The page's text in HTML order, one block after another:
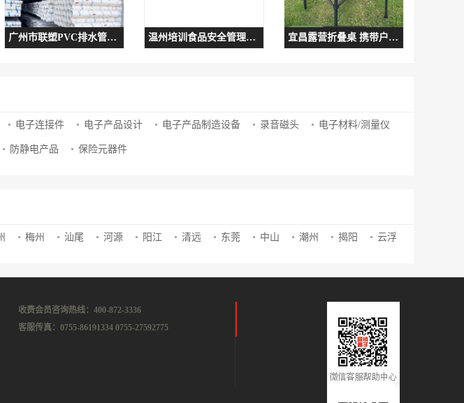
广州市联塑PVC排水管供货商 支持送货上门 温州培训食品安全管理体系厂家 第三方认证机构 宜昌露营折叠桌 携带户外摆摊桌 规格多样
电子连接件 电子产品设计 电子产品制造设备 录音磁头 电子材料/测量仪
防静电产品 保险元器件
梅州 汕尾 河源 阳江 清远 东莞 中山 潮州 揭阳 云浮
收费会员咨询热线：400-872-3336
客服传真：0755-86191334 0755-27592775